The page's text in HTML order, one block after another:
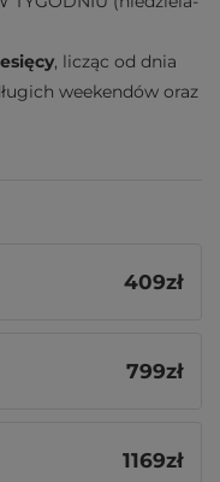
, licząc od dnia
weekendów oraz
409zł
799zł
1169zł